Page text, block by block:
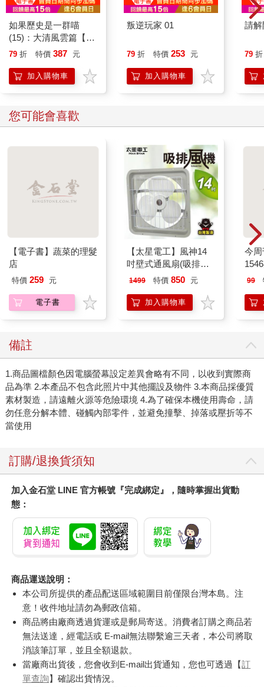
如果歷史是一群喵
(15)：大清風雲篇【萌
貓漫畫學歷史】
79 折 特價 387 元
加入購物車
叛逆玩家 01
79 折 特價 253 元
加入購物車
請解
79 折
您可能會喜歡
【電子書】蔬菜的理髮
店
特價 259 元
電子書
【太星電工】風神14
吋壁式通風扇(吸排風
機)
1499 特價 850 元
加入購物車
今周
99
備註
1.商品圖檔顏色因電腦螢幕設定差異會略有不同，以收到實際商
品為準 2.本產品不包含此照片中其他擺設及物件 3.本商品採優質
素材製造，請遠離火源等危險環境 4.為了確保本機使用壽命，請
勿任意分解本體、碰觸內部零件，並避免撞擊、掉落或壓折等不
當使用
訂購/退換貨須知
加入金石堂 LINE 官方帳號『完成綁定』，隨時掌握出貨動
態：
商品運送說明：
本公司所提供的產品配送區域範圍目前僅限台灣本島。注
意！收件地址請勿為郵政信箱。
商品將由廠商透過貨運或是郵局寄送。消費者訂購之商品若
無法送達，經電話或 E-mail無法聯繫逾三天者，本公司將取
消該筆訂單，並且全額退款。
當廠商出貨後，您會收到E-mail出貨通知，您也可透過【訂
單查詢】確認出貨情況。